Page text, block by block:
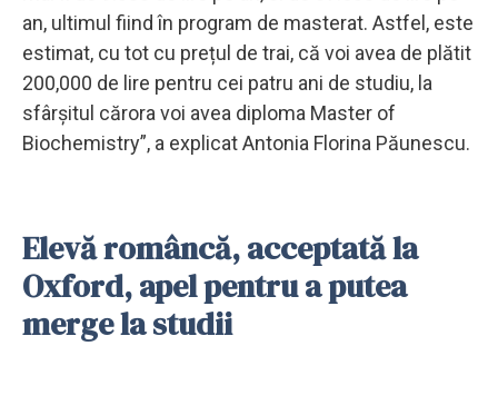
an, ultimul fiind în program de masterat. Astfel, este
estimat, cu tot cu prețul de trai, că voi avea de plătit
200,000 de lire pentru cei patru ani de studiu, la
sfârșitul cărora voi avea diploma Master of
Biochemistry”, a explicat Antonia Florina Păunescu.
Elevă româncă, acceptată la
Oxford, apel pentru a putea
merge la studii